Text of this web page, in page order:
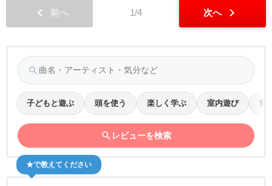
chevron_left 前へ 1/4 次へ chevron_right
search
子どもと遊ぶ 頭を使う 楽しく学ぶ 室内遊び 笑
search レビューを検索
★で教えてください